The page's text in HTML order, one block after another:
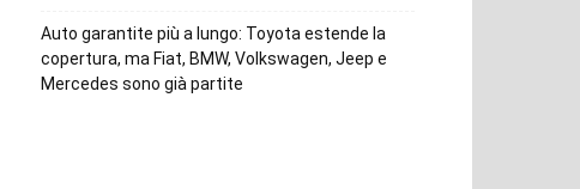
Auto garantite più a lungo: Toyota estende la
copertura, ma Fiat, BMW, Volkswagen, Jeep e
Mercedes sono già partite